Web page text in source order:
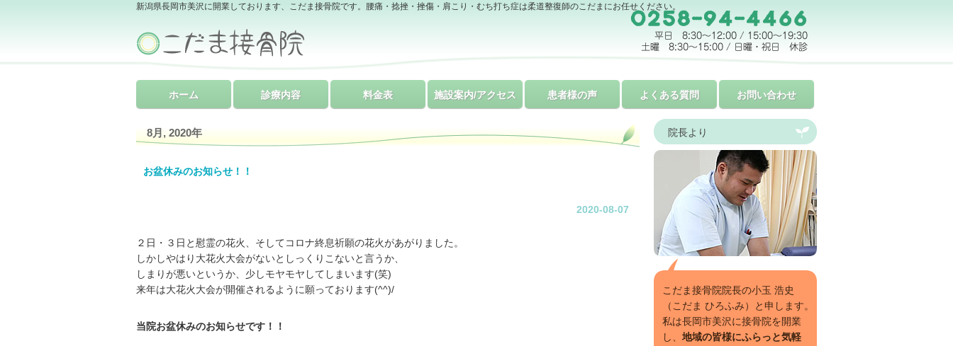
新潟県長岡市美沢に開業しております、こだま接骨院です。腰痛・捻挫・挫傷・肩こり・むち打ち症は柔道整復師のこだまにお任せください。
ホーム 診療内容 料金表 施設案内/アクセス 患者様の声 よくある質問 お問い合わせ
院長より
こだま接骨院院長の小玉 浩史
（こだま ひろふみ）と申します。
私は長岡市美沢に接骨院を開業
し、 地域の皆様にふらっと気軽
8月, 2020年
お盆休みのお知らせ！！
2020-08-07
２日・３日と慰霊の花火、そしてコロナ終息祈願の花火があがりました。
しかしやはり大花火大会がないとしっくりこないと言うか、
しまりが悪いというか、少しモヤモヤしてしまいます(笑)
来年は大花火大会が開催されるように願っております(^^)/
当院お盆休みのお知らせです！！